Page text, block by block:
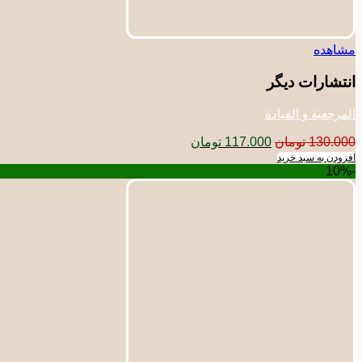
مشاهده
انتشارات دیگر
المرجعیة و القیادة
130.000 تومان قیمت
117.000 تومان
افزودن به سبد خرید
-10%